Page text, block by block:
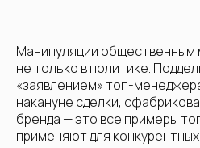
Манипуляции общественным
не только в политике.
«заявлением» топ-
накануне сделки,
бренда — это все примеры
применяют для